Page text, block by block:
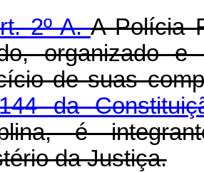
2º-A.A Polícia
organizado
de suas
da
é
da Justiça.